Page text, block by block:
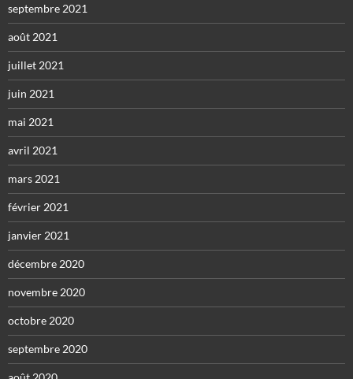
septembre 2021
août 2021
juillet 2021
juin 2021
mai 2021
avril 2021
mars 2021
février 2021
janvier 2021
décembre 2020
novembre 2020
octobre 2020
septembre 2020